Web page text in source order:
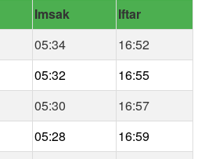
Imsak
Iftar
05:34
16:52
05:32
16:55
05:30
16:57
05:28
16:59